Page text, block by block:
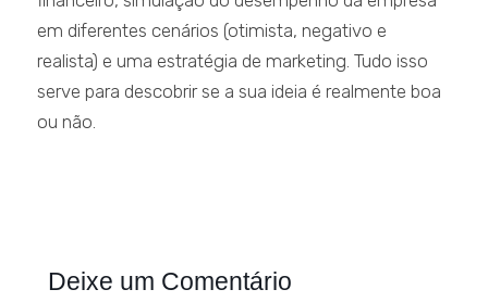
em diferentes cenários (otimista, negativo e
realista) e uma estratégia de marketing. Tudo isso
serve para descobrir se a sua ideia é realmente boa
ou não.
Deixe um Comentário